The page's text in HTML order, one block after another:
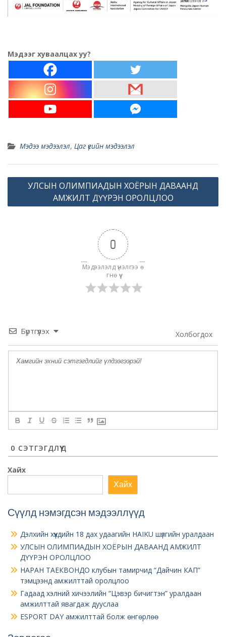
Мэдээг хуваалцах уу?
Мэдээ мэдээлэл, Цаг үеийн мэдээлэл
Post
navigation
УЛСЫН ОЛИМПИАДЫН ХОЁРЫН ДАВААНД
АМЖИЛТ ДҮҮРЭН ОРОЛЦЛОО
0
Мэдээлэлд үнэлгээ ө
гнө үү
Бүртгүүлэх Холбогдох
0 СЭТГЭГДЛҮҮД
Хайх
Хайх
Сүүлд нэмэгдсэн мэдээллүүд
Дэлхийн хүүхдийн 18 дах удаагийн HAIKU шүлгийн уралдаан
УЛСЫН ОЛИМПИАДЫН ХОЁРЫН ДАВААНД АМЖИЛТ
ДҮҮРЭН ОРОЛЦЛОО
НАРАН ТАЕКВОНДО клубын тамирчид “Дайчин КАП”
тэмцээнд амжилттай оролцлоо
Гадаад хэлний хичээлийн “Цэвэр бичигтэн” уралдаан
амжилттай явагдаж дууслаа
ESPORT DAY амжилттай болж өнгөрлөө